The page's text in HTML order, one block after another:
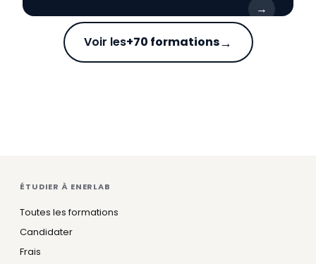
→
Voir les+70 formations→
ÉTUDIER À ENERLAB
Toutes les formations
Candidater
Frais